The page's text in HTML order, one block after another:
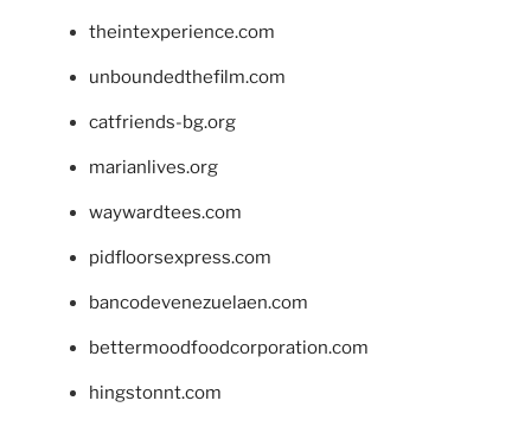
theintexperience.com
unboundedthefilm.com
catfriends-bg.org
marianlives.org
waywardtees.com
pidfloorsexpress.com
bancodevenezuelaen.com
bettermoodfoodcorporation.com
hingstonnt.com